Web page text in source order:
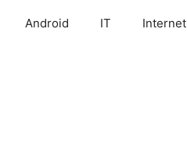
Android IT Internet